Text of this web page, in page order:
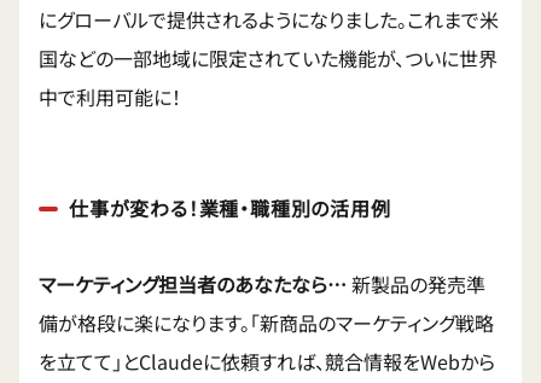
にグローバルで提供されるようになりました。これまで米
国などの一部地域に限定されていた機能が、ついに世界
中で利用可能に！
仕事が変わる！業種・職種別の活用例
マーケティング担当者のあなたなら… 新製品の発売準
備が格段に楽になります。「新商品のマーケティング戦略
を立てて」とClaudeに依頼すれば、競合情報をWebから